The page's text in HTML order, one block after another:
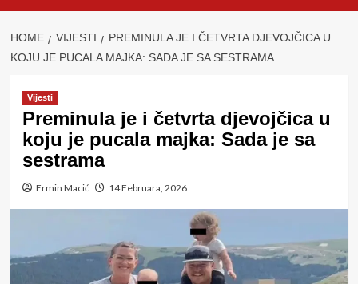
HOME VIJESTI
PREMINULA JE I ČETVRTA DJEVOJČICA U
KOJU JE PUCALA MAJKA: SADA JE SA SESTRAMA
Vijesti
Preminula je i četvrta djevojčica u
koju je pucala majka: Sada je sa
sestrama
Ermin Macić 14 Februara, 2026